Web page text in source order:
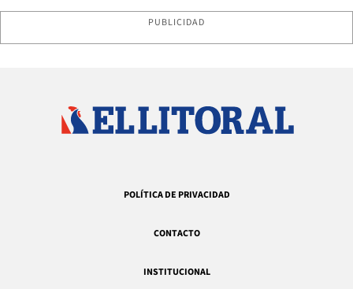
PUBLICIDAD
POLÍTICA DE PRIVACIDAD
CONTACTO
INSTITUCIONAL